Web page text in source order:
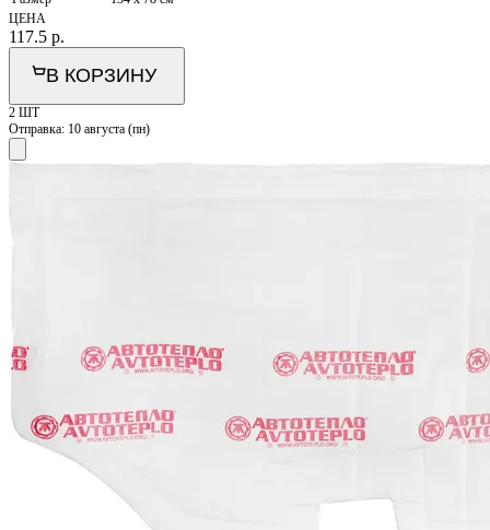
ЦЕНА
117.5 р.
В КОРЗИНУ
2 ШТ
Отправка: 10 августа (пн)